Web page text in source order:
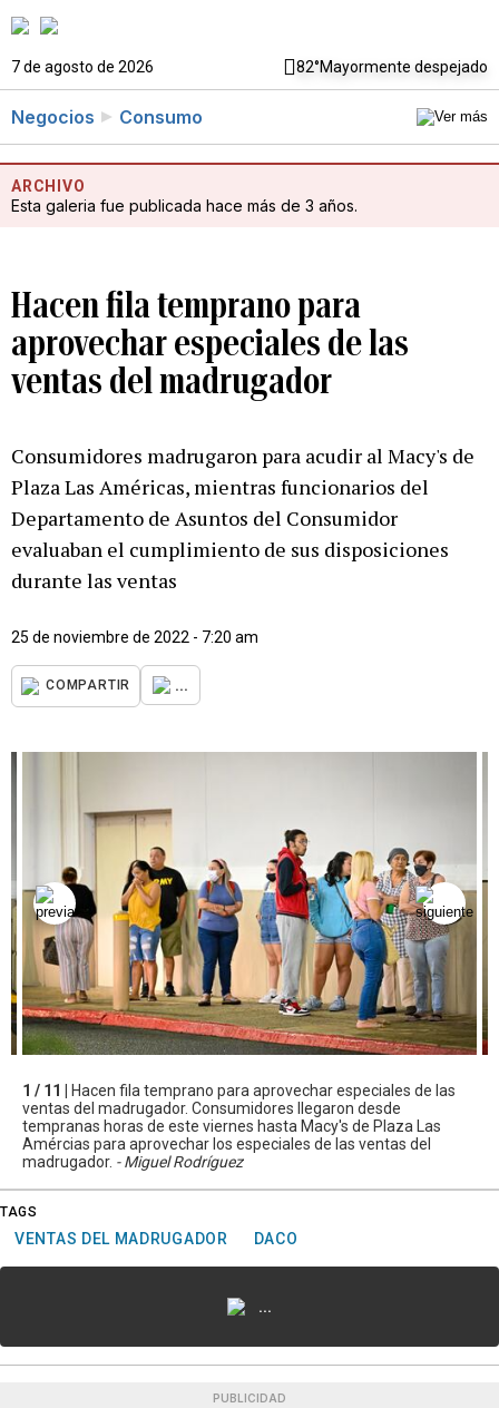
7 de agosto de 2026 82°Mayormente despejado
Negocios Consumo
ARCHIVO
Esta galeria fue publicada hace más de 3 años.
Hacen fila temprano para
aprovechar especiales de las
ventas del madrugador
Consumidores madrugaron para acudir al Macy's de
Plaza Las Américas, mientras funcionarios del
Departamento de Asuntos del Consumidor
evaluaban el cumplimiento de sus disposiciones
durante las ventas
25 de noviembre de 2022 - 7:20 am
COMPARTIR ...
1 / 11 |
Hacen fila temprano para aprovechar especiales de las
ventas del madrugador. Consumidores llegaron desde
tempranas horas de este viernes hasta Macy's de Plaza Las
Amércias para aprovechar los especiales de las ventas del
madrugador. - Miguel Rodríguez
TAGS
VENTAS DEL MADRUGADOR DACO
...
PUBLICIDAD